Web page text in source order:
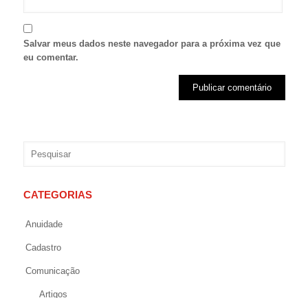
Salvar meus dados neste navegador para a próxima vez que
eu comentar.
CATEGORIAS
Anuidade
Cadastro
Comunicação
Artigos